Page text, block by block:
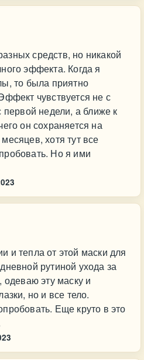
средств, но никакой
эффекта. Когда я
то была приятно
чувствуется не с
недели, а ближе к
он сохраняется на
хотя тут все
Но я ими
и тепла от этой маски для
рутиной ухода за
эту маску и
но и все тело.
Еще круто в это